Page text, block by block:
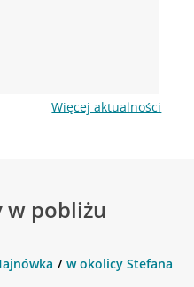
Więcej aktualności
w pobliżu
w okolicy Stefana